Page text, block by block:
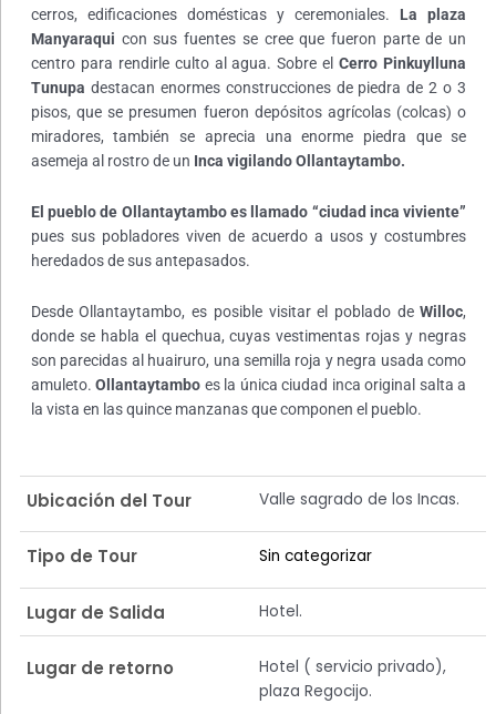
cerros, edificaciones domésticas y ceremoniales. La plaza
Manyaraqui con sus fuentes se cree que fueron parte de un
centro para rendirle culto al agua. Sobre elCerro Pinkuylluna
Tunupa destacan enormes construcciones de piedra de 2 o 3
pisos, que se presumen fueron depósitos agrícolas (colcas) o
miradores, también se aprecia una enorme piedra que se
asemeja al rostro de un Inca vigilando Ollantaytambo.
El pueblo de Ollantaytambo es llamado “ciudad inca viviente”
pues sus pobladores viven de acuerdo a usos y costumbres
heredados de sus antepasados.
Desde Ollantaytambo, es posible visitar el poblado deWilloc,
donde se habla el quechua, cuyas vestimentas rojas y negras
son parecidas al huairuro, una semilla roja y negra usada como
amuleto.Ollantaytambo es la única ciudad inca original salta a
la vista en las quince manzanas que componen el pueblo.
Ubicación del Tour Valle sagrado de los Incas.
Tipo de Tour Sin categorizar
Lugar de Salida Hotel.
Lugar de retorno
Hotel ( servicio privado),
plaza Regocijo.